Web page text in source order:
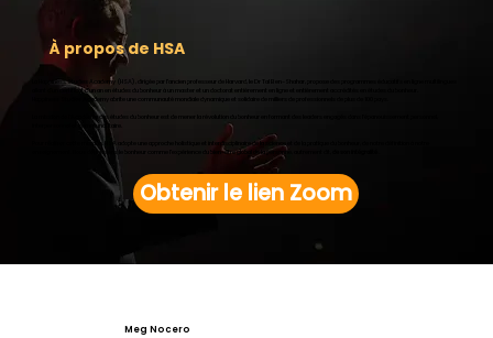
À propos de HSA
La Happiness Studies Academy (HSA), dirigée par l'ancien professeur de Harvard, le Dr Tal Ben-Shahar, propose des programmes éducatifs en ligne multilingues
allant d'un certificat d'un an en études du bonheur à un master et un doctorat entièrement en ligne et entièrement accrédités en études du bonheur.
Happiness Studies Academy abrite une communauté mondiale dynamique et solidaire de milliers de professionnels de plus de 100 pays.
La mission de l’Académie des études du bonheur est de mener la révolution du bonheur en formant des leaders engagés dans l’épanouissement personnel,
interpersonnel et communautaire.
Pour réaliser cette mission, HSA adopte une approche holistique et interdisciplinaire de la science et de la pratique du bonheur, de notre définition à notre
enseignement. Nous définissons le bonheur comme l'expérience du bien-être global de la personne, autrement dit,
Obtenir le lien Zoom
Meg Nocero